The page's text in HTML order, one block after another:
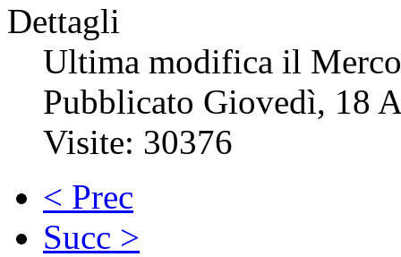
Dettagli
Ultima modifica il
Pubblicato Giovedì, 18
Visite: 30376
< Prec
Succ >